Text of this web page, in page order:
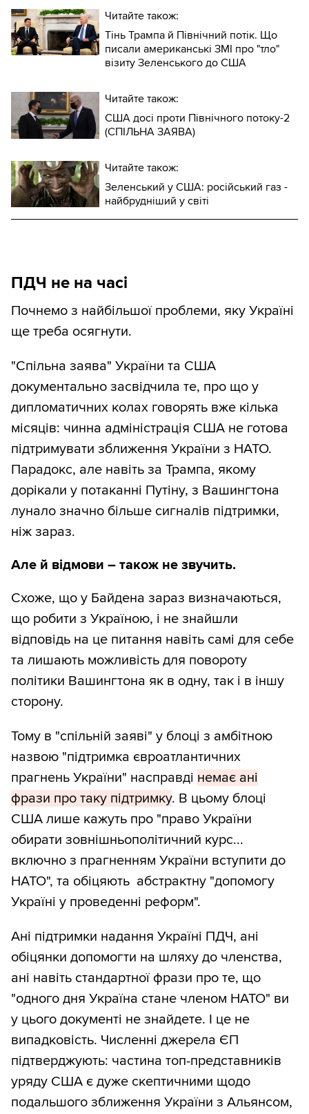
Читайте також:
Тінь Трампа й Північний потік. Що
писали американські ЗМІ про "тло"
візиту Зеленського до США
Читайте також:
США досі проти Північного потоку-2
(СПІЛЬНА ЗАЯВА)
Читайте також:
Зеленський у США: російський газ -
найбрудніший у світі
ПДЧ не на часі
Почнемо з найбільшої проблеми, яку Україні
ще треба осягнути.
"Спільна заява" України та США
документально засвідчила те, про що у
дипломатичних колах говорять вже кілька
місяців: чинна адміністрація США не готова
підтримувати зближення України з НАТО.
Парадокс, але навіть за Трампа, якому
дорікали у потаканні Путіну, з Вашингтона
лунало значно більше сигналів підтримки,
ніж зараз.
Але й відмови – також не звучить.
Схоже, що у Байдена зараз визначаються,
що робити з Україною, і не знайшли
відповідь на це питання навіть самі для себе
та лишають можливість для повороту
політики Вашингтона як в одну, так і в іншу
сторону.
Тому в "спільній заяві" у блоці з амбітною
назвою "підтримка євроатлантичних
прагнень України" насправді немає ані
фрази про таку підтримку. В цьому блоці
США лише кажуть про "право України
обирати зовнішньополітичний курс...
включно з прагненням України вступити до
НАТО", та обіцяють абстрактну "допомогу
Україні у проведенні реформ".
Ані підтримки надання Україні ПДЧ, ані
обіцянки допомогти на шляху до членства,
ані навіть стандартної фрази про те, що
"одного дня Україна стане членом НАТО" ви
у цього документі не знайдете. І це не
випадковість. Численні джерела ЄП
підтверджують: частина топ-представників
уряду США є дуже скептичними щодо
подальшого зближення України з Альянсом,